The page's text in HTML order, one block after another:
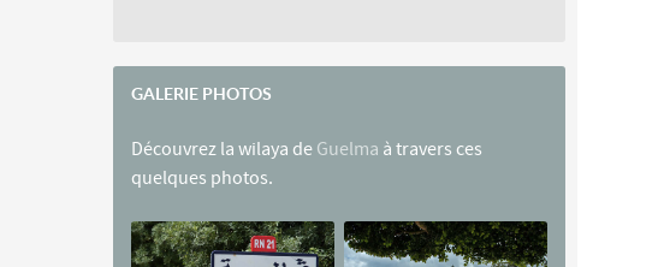
GALERIE PHOTOS
Découvrez la wilaya de Guelma à travers ces
quelques photos.